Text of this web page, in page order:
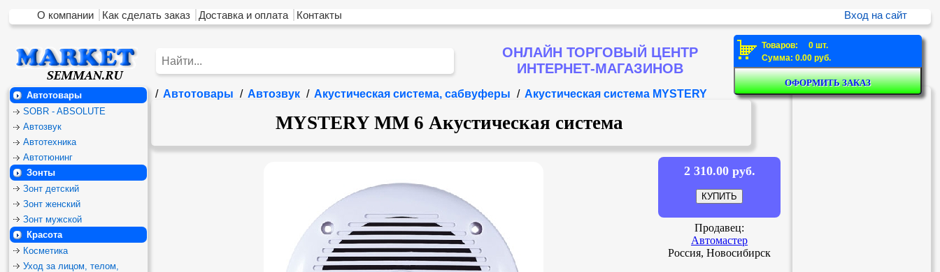
О компании Как сделать заказ Доставка и оплата Контакты Вход на сайт
ОНЛАЙН ТОРГОВЫЙ ЦЕНТР
ИНТЕРНЕТ-МАГАЗИНОВ
Товаров: 0 шт.
Сумма: 0.00 руб.
Автотовары
SOBR - ABSOLUTE
Автозвук
Автотехника
Автотюнинг
Зонты
Зонт детский
Зонт женский
Зонт мужской
Красота
Косметика
Уход за лицом, телом,
/ Автотовары / Автозвук / Акустическая система, сабвуферы / Акустическая система MYSTERY
MYSTERY MM 6 Акустическая система
2 310.00 руб.
Продавец:
Автомастер
Россия, Новосибирск